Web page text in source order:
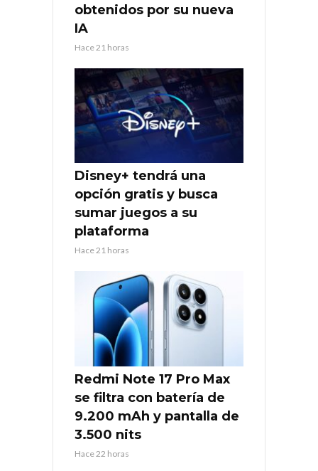
obtenidos por su nueva
IA
Hace 21 horas
Disney+ tendrá una
opción gratis y busca
sumar juegos a su
plataforma
Hace 21 horas
Redmi Note 17 Pro Max
se filtra con batería de
9.200 mAh y pantalla de
3.500 nits
Hace 22 horas